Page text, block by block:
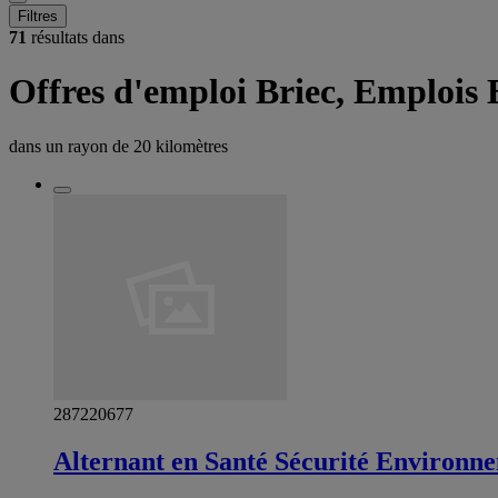
Filtres
71 résultats dans
Offres d'emploi Briec, Emplois
dans un rayon de 20 kilomètres
287220677
Alternant en Santé Sécurité